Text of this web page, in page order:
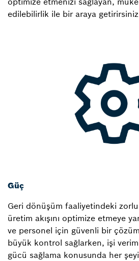
edilebilirlik ile bir araya
Güç
Geri dönüşüm faaliyetindeki
üretim akışını optimize etmeye
ve personel için güvenli bir
büyük kontrol sağlarken, işi
gücü sağlama konusunda her